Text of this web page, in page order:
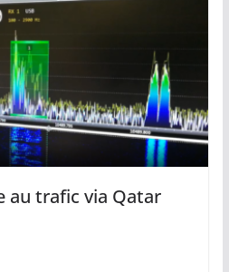
au trafic via Qatar